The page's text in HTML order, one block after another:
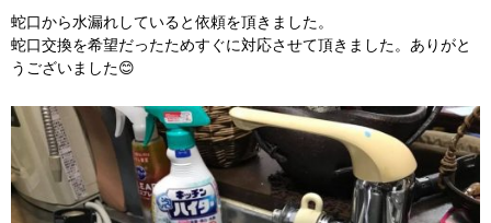
蛇口から水漏れしていると依頼を頂きました。
蛇口交換を希望だったためすぐに対応させて頂きました。ありがと
うございました😊